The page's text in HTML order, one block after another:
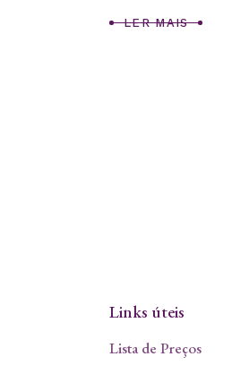
LER MAIS
Links úteis
Lista de Preços